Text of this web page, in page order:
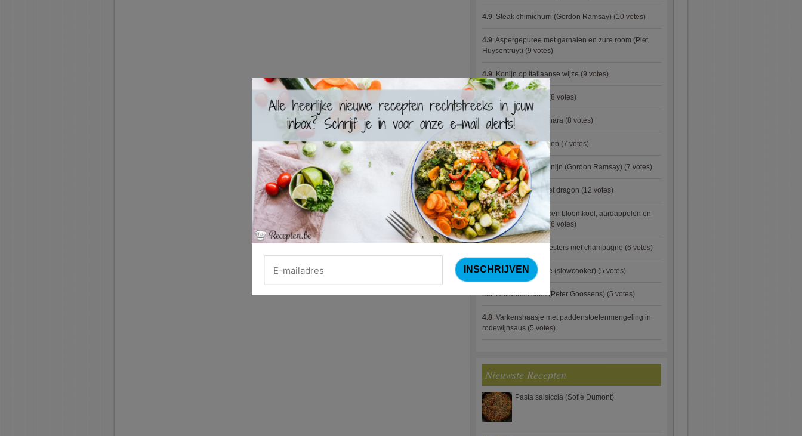
4.9: Steak chimichurri (Gordon Ramsay) (10 votes)
4.9: Aspergepuree met garnalen en zure room (Piet
Huysentruyt) (9 votes)
4.9: Konijn op Italiaanse wijze (9 votes)
(8 votes)
4.9:Courgette carbonara (8 votes)
4.9:Aziatische preisoep (7 votes)
4.9:Fricassee van konijn (Gordon Ramsay) (7 votes)
4.8:Gestoofde kip met dragon (12 votes)
4.8:Zalm met gebakken bloemkool, aardappelen en
spek (Jeroen Meus)(6 votes)
Gegratineerde oesters met champagne (6 votes)
4.8:Linzenbolognese (slowcooker) (5 votes)
4.8:Hollandse saus (Peter Goossens) (5 votes)
4.8: Varkenshaasje met paddenstoelenmengeling in
rodewijnsaus (5 votes)
Nieuwste Recepten
Pasta salsiccia (Sofie Dumont)
×